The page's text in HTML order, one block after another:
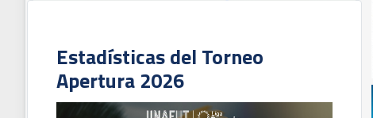
Estadísticas del Torneo
Apertura 2026